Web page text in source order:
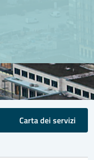
Carta dei servizi